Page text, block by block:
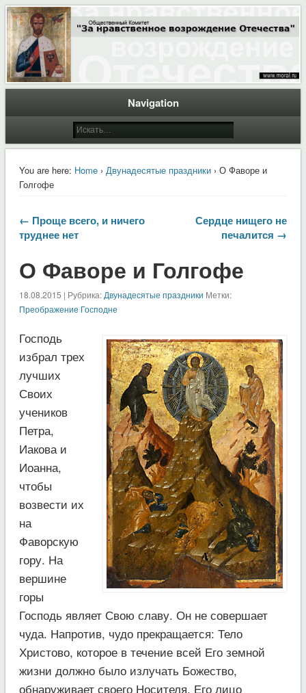
Moral.Ru
Общественный Комитет "За нравственное возрождение Отечества"
Navigation
You are here: Home› Двунадесятые праздники› О Фаворе и
Голгофе
← Проще всего, и ничего
труднее нет
Сердце нищего не
печалится →
О Фаворе и Голгофе
18.08.2015 | Рубрика: Двунадесятые праздники Метки:
Преображение Господне
Господь
избрал трех
лучших
Своих
учеников
Петра,
Иакова и
Иоанна,
чтобы
возвести их
на
Фаворскую
гору. На
вершине
горы
Господь являет Свою славу. Он не совершает
чуда. Напротив, чудо прекращается: Тело
Христово, которое в течение всей Его земной
жизни должно было излучать Божество,
обнаруживает своего Носителя. Его лицо